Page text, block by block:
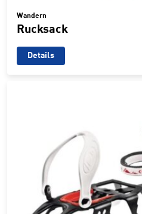
Wandern
Rucksack
Details